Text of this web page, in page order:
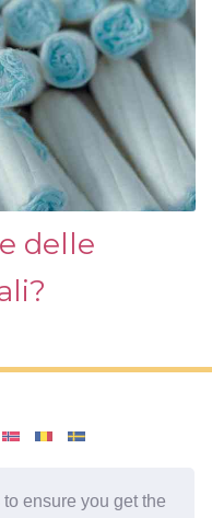
ensure you get the
delle